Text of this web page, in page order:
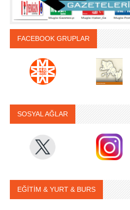
FACEBOOK GRUPLAR
SOSYAL AĞLAR
EĞİTİM & YURT & BURS